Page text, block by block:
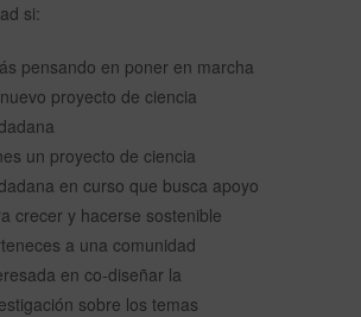
si:
pensando en poner en marcha
proyecto de ciencia
un proyecto de ciencia
en curso que busca apoyo
crecer y hacerse sostenible
a una comunidad
en co-diseñar la
sobre los temas